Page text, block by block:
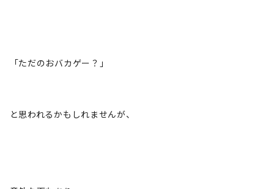
「ただのおバカゲー？」
と思われるかもしれませんが、